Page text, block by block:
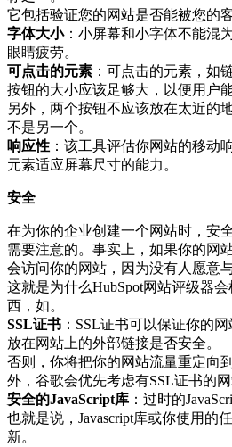
它包括验证您的网站是否能被您的
字体大小：小屏幕和小字体不能混
眼睛疲劳。
可点击的元素 ：可点击的元素，如
按钮的大小应该足够大，以便用户
另外，两个按钮不应该放在太近的
不是另一个。
响应性 ：该工具评估你网站的移动
元素适应屏幕尺寸的能力。
安全
在为你的企业创建一个网站时，安
需要注意的。事实上，如果你的网
会访问你的网站，因为没有人愿意
这就是为什么HubSpot网站评级器
西，如。
SSL证书 ：SSL证书可以保证你的
放在网站上的外部链接是否安全。
否则，你将把你的网站流量重定向
外，谷歌会优先考虑有SSL证书的网
安全的JavaScript库 ：过时的
也就是说，Javascript库或你使用的
新。